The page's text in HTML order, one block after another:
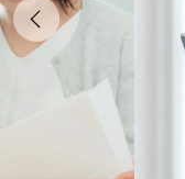
受講までの流れ
よくある質問